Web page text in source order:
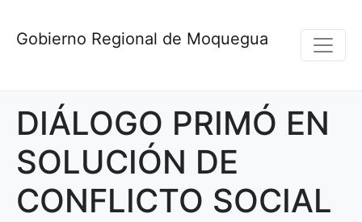
Gobierno Regional de Moquegua
DIÁLOGO PRIMÓ EN
SOLUCIÓN DE
CONFLICTO SOCIAL